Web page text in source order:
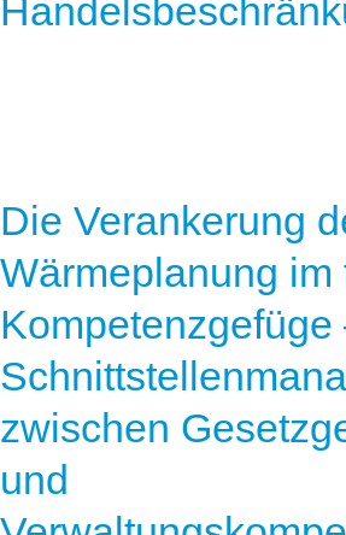
Die Verankerung
Wärmeplanung im
Kompetenzgefüge
zwischen
und